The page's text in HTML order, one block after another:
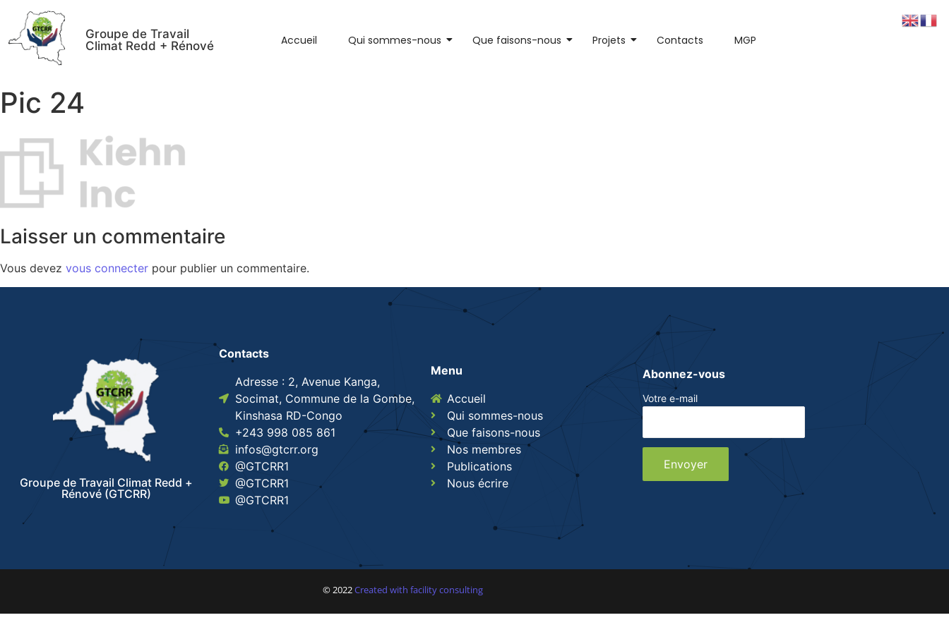
Groupe de Travail
Climat Redd + Rénové
Accueil Qui sommes-nous Que faisons-nous Projets Contacts MGP
Pic 24
Laisser un commentaire
Vous devez vous connecter pour publier un commentaire.
Groupe de Travail Climat Redd +
Rénové (GTCRR)
Contacts
Adresse : 2, Avenue Kanga,
Socimat, Commune de la Gombe,
Kinshasa RD-Congo
+243 998 085 861
infos@gtcrr.org
@GTCRR1
@GTCRR1
@GTCRR1
Menu
Accueil
Qui sommes-nous
Que faisons-nous
Nos membres
Publications
Nous écrire
Abonnez-vous
Votre e-mail
© 2022Created with facility consulting